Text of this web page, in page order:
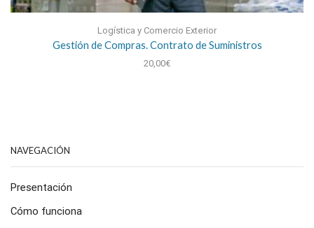
Logística y Comercio Exterior
Gestión de Compras. Contrato de Suministros
20,00€
NAVEGACIÓN
Presentación
Cómo funciona